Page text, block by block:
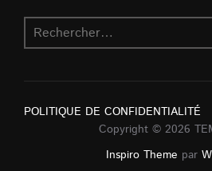
Recherche
POLITIQUE DE CONFIDENTIALITÉ
Copyright © 2026
Inspiro Theme par